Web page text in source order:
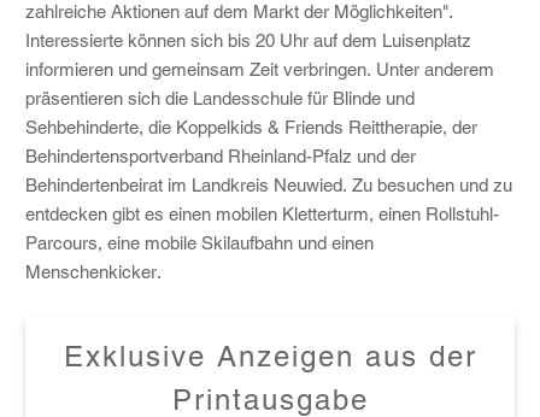
zahlreiche Aktionen auf dem Markt der Möglichkeiten".
Interessierte können sich bis 20 Uhr auf dem Luisenplatz
informieren und gemeinsam Zeit verbringen. Unter anderem
präsentieren sich die Landesschule für Blinde und
Sehbehinderte, die Koppelkids & Friends Reittherapie, der
Behindertensportverband Rheinland-Pfalz und der
Behindertenbeirat im Landkreis Neuwied. Zu besuchen und zu
entdecken gibt es einen mobilen Kletterturm, einen Rollstuhl-
Parcours, eine mobile Skilaufbahn und einen
Menschenkicker.
Exklusive Anzeigen aus der
Printausgabe